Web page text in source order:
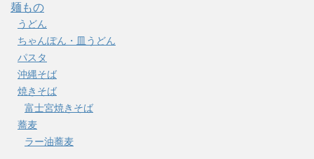
麺もの
うどん
ちゃんぽん・皿うどん
パスタ
沖縄そば
焼きそば
富士宮焼きそば
蕎麦
ラー油蕎麦